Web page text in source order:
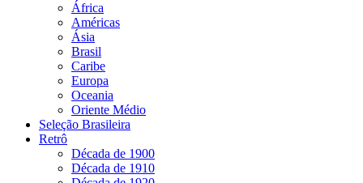
África
Américas
Ásia
Brasil
Caribe
Europa
Oceania
Oriente Médio
Seleção Brasileira
Retrô
Década de 1900
Década de 1910